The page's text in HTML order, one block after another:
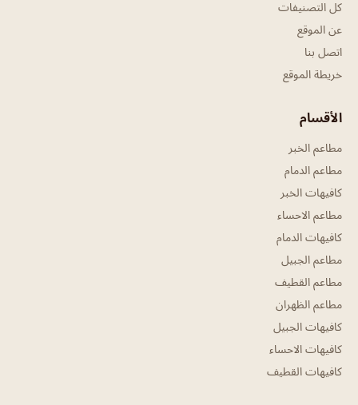
كل التصنيفات
عن الموقع
اتصل بنا
خريطة الموقع
الأقسام
مطاعم الخبر
مطاعم الدمام
كافيهات الخبر
مطاعم الاحساء
كافيهات الدمام
مطاعم الجبيل
مطاعم القطيف
مطاعم الظهران
كافيهات الجبيل
كافيهات الاحساء
كافيهات القطيف